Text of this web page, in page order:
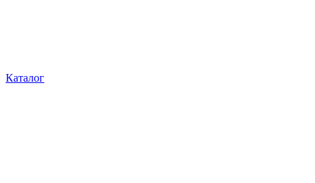
Каталог